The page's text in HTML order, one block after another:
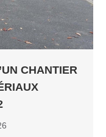
CHANTIER